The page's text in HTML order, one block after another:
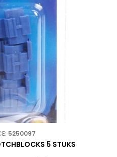
5250097
5 STUKS